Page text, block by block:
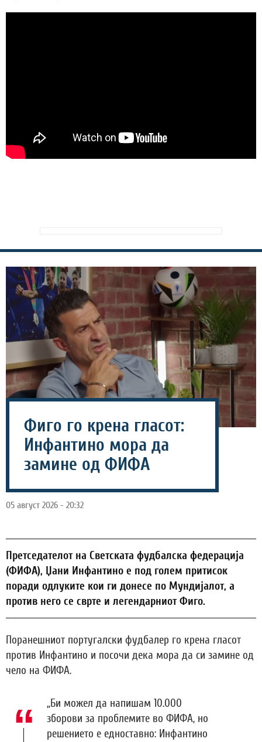
Фиго го крена гласот:
Инфантино мора да
замине од ФИФА
05 август 2026 - 20:32
Претседателот на Светската фудбалска федерација
(ФИФА), Џани Инфантино е под голем притисок
поради одлуките кои ги донесе по Мундијалот, а
против него се сврте и легендарниот Фиго.
Поранешниот португалски фудбалер го крена гласот
против Инфантино и посочи дека мора да си замине од
чело на ФИФА.
„Би можел да напишам 10.000
зборови за проблемите во ФИФА, но
решението е едноставно: Инфантино